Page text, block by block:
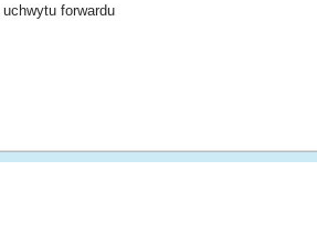
forwardu